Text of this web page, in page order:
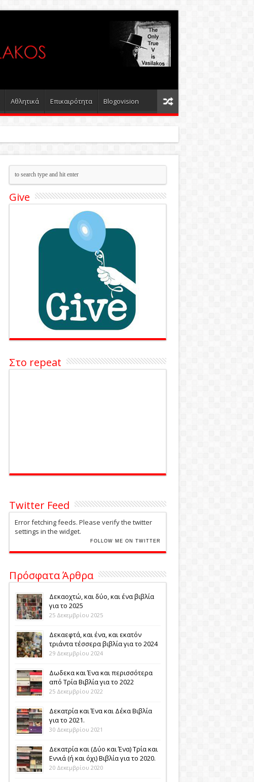
Αθλητικά Επικαιρότητα Blogovision
Give
Στο repeat
Twitter Feed
Error fetching feeds. Please verify the twitter
settings in the widget.
FOLLOW ME ON TWITTER
Πρόσφατα Άρθρα
Δεκαοχτώ, και δύο, και ένα βιβλία
για το 2025
25 Δεκεμβρίου 2025
Δεκαεφτά, και ένα, και εκατόν
τριάντα τέσσερα βιβλία για το 2024
29 Δεκεμβρίου 2024
Δωδεκα και Ένα και περισσότερα
από Τρία Βιβλία για το 2022
25 Δεκεμβρίου 2022
Δεκατρία και Ένα και Δέκα Βιβλία
για το 2021.
30 Δεκεμβρίου 2021
Δεκατρία και (Δύο και Ένα) Τρία και
Εννιά (ή και όχι) Βιβλία για το 2020.
20 Δεκεμβρίου 2020